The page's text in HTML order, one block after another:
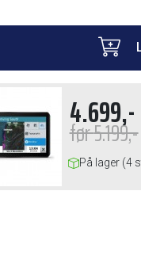
4.699,-
før5.199,-
På lager (4